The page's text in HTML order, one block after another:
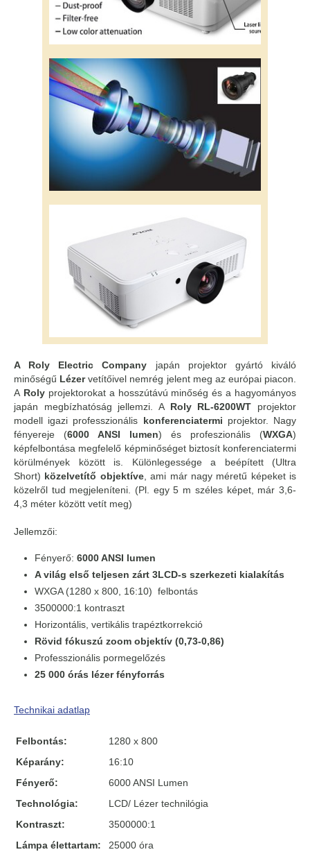
A Roly Electric Company japán projektor gyártó kiváló
minőségű Lézervetítőivel nemrég jelent meg az európai piacon.
A Roly projektorokat a hosszútávú minőség és a hagyományos
japán megbízhatóság jellemzi. A Roly RL-6200WT projektor
modell igazi professzionális konferenciatermi projektor. Nagy
fényereje (6000 ANSI lumen) és profeszionális (WXGA)
képfelbontása megfelelő képminőséget biztosít konferenciatermi
körülmények között is. Különlegessége a beépített (Ultra
Short) közelvetítő objektíve, ami már nagy méretű képeket is
közelről tud megjeleníteni. (Pl. egy 5 m széles képet, már 3,6-
4,3 méter között vetít meg)
Jellemzői:
Fényerő: 6000 ANSI lumen
A világ első teljesen zárt 3LCD-s szerkezeti kialakítás
WXGA (1280 x 800, 16:10) felbontás
3500000:1 kontraszt
Horizontális, vertikális trapéztkorrekció
Rövid fókuszú zoom objektív (0,73-0,86)
Professzionális pormegelőzés
25 000 órás lézer fényforrás
Technikai adatlap
Felbontás:
1280 x 800
Képarány:
16:10
Fényerő:
6000 ANSI Lumen
Technológia:
LCD/ Lézer technilógia
Kontraszt:
3500000:1
Lámpa élettartam:
25000 óra